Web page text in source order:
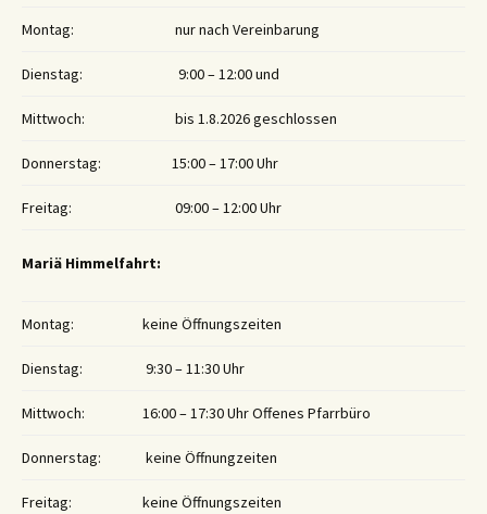
Montag: nur nach Vereinbarung
Dienstag: 9:00 – 12:00 und
Mittwoch: bis 1.8.2026 geschlossen
Donnerstag: 15:00 – 17:00 Uhr
Freitag: 09:00 – 12:00 Uhr
Mariä Himmelfahrt:
Montag: keine Öffnungszeiten
Dienstag: 9:30 – 11:30 Uhr
Mittwoch: 16:00 – 17:30 Uhr Offenes Pfarrbüro
Donnerstag: keine Öffnungzeiten
Freitag: keine Öffnungszeiten